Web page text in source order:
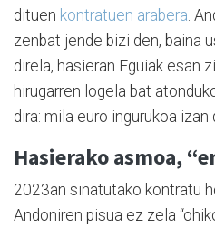
dituen kontratuen arabera .
zenbat jende bizi den, baina
direla, hasieran Eguiak esan
hirugarren logela bat
dira: mila euro ingurukoa izan
Hasierako asmoa,
2023an sinatutako kontratu
Andoniren pisua ez zela